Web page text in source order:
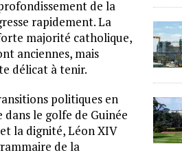
de la
rapidement. La
majorité catholique,
anciennes, mais
délicat à tenir.
politiques en
le golfe de Guinée
la dignité, Léon XIV
de la